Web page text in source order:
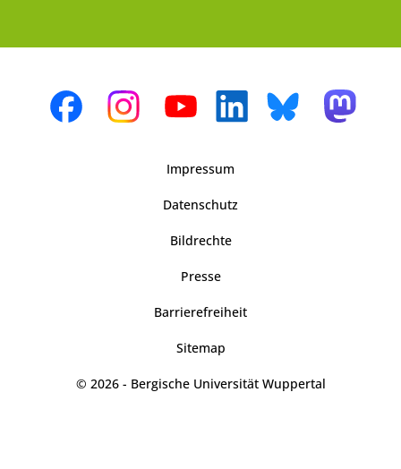
Impressum
Datenschutz
Bildrechte
Presse
Barrierefreiheit
Sitemap
© 2026 - Bergische Universität Wuppertal